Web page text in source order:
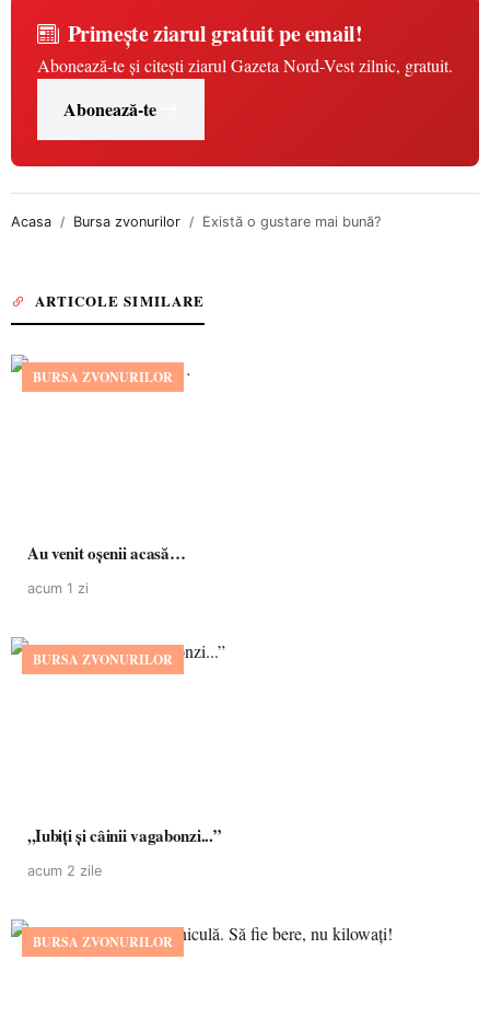
Primește ziarul gratuit pe email!
Abonează-te și citești ziarul Gazeta Nord-Vest zilnic, gratuit.
Abonează-te
Acasa Bursa zvonurilor Există o gustare mai bună?
ARTICOLE SIMILARE
BURSA ZVONURILOR
Au venit oșenii acasă…
acum 1 zi
BURSA ZVONURILOR
,,Iubiți și câinii vagabonzi...”
acum 2 zile
BURSA ZVONURILOR